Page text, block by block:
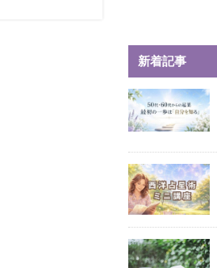
新着記事